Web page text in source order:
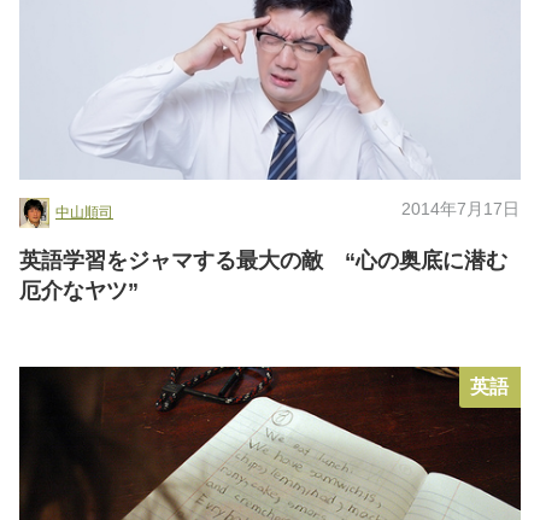
中山順司 2014年7月17日
英語学習をジャマする最大の敵 “心の奥底に潜む
厄介なヤツ”
英語